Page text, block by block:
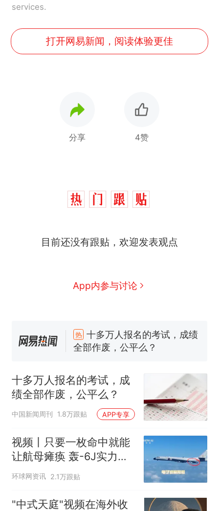
services.
打开网易新闻，阅读体验更佳
分享 4赞
目前还没有跟贴，欢迎发表观点
App内参与讨论
热 十多万人报名的考试，成绩
全部作废，公平么？
家，刚改国名，总统就邀请中
国大使骑行绕了几乎整个国境
线一圈，还曾两次到中国寻根
搬家报价570元，搬到楼下交
5060元才肯搬上楼！女子傻眼
了……
视频丨只要一枚命中就能让航
空调24小时开着反而更省电？
电力部门回应
台风"白海豚"登陆 中心附近最
大风力14级
全部作废，公平么？
十多万人报名的考试，成
绩全部作废，公平么？
中国新闻周刊 1.8万跟贴 APP专享
视频丨只要一枚命中就能
让航母瘫痪 轰-6J实力有
多强？
环球网资讯 2.1万跟贴
"中式天庭"视频在海外收